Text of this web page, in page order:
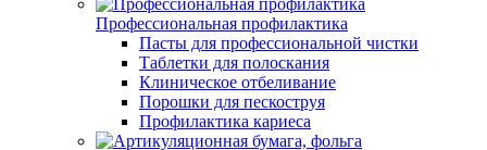
Профессиональная профилактика
Пасты для профессиональной чистки
Таблетки для полоскания
Клиническое отбеливание
Порошки для пескоструя
Профилактика кариеса